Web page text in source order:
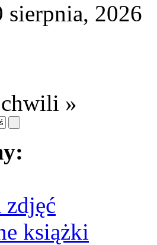
sierpnia, 2026
»
zdjęć
książki